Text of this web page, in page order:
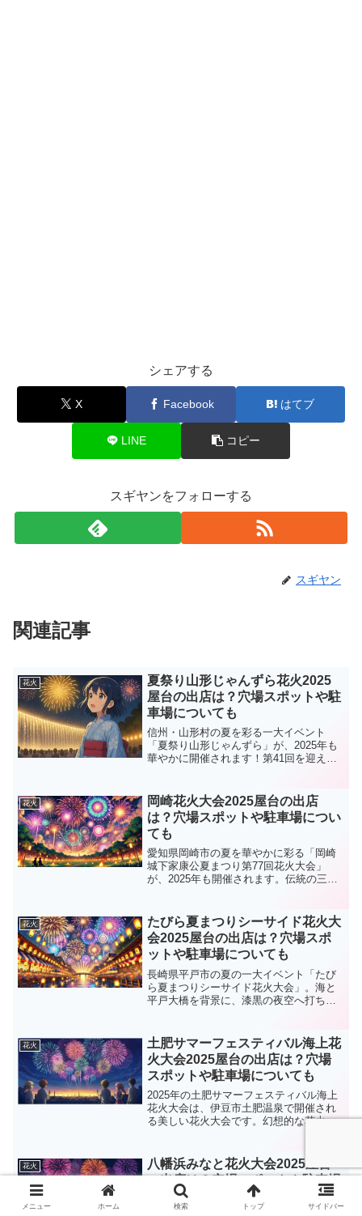
シェアする
X Facebook はてブ
LINE コピー
スギヤンをフォローする
スギヤン
関連記事
花火
夏祭り山形じゃんずら花火2025
屋台の出店は？穴場スポットや駐
車場についても
信州・山形村の夏を彩る一大イベント
「夏祭り山形じゃんずら」が、2025年も
華やかに開催されます！第41回を迎える
点の花火大会が目玉。この記事では、開
催概要から屋台情報、...
花火
岡崎花火大会2025屋台の出店
は？穴場スポットや駐車場につい
ても
愛知県岡崎市の夏を華やかに彩る「岡崎
城下家康公夏まつり第77回花火大会」
が、2025年も開催されます。伝統の三河
るとあって、毎年大勢の人でにぎわいま
す。本記事では、屋台...
花火
たびら夏まつりシーサイド花火大
会2025屋台の出店は？穴場スポ
ットや駐車場についても
長崎県平戸市の夏の一大イベント「たび
ら夏まつりシーサイド花火大会」。海と
平戸大橋を背景に、漆黒の夜空へ打ち上
地元らしいお祭り気分を味わえます。本
記事では、2025...
花火
土肥サマーフェスティバル海上花
火大会2025屋台の出店は？穴場
スポットや駐車場についても
2025年の土肥サマーフェスティバル海上
花火大会は、伊豆市土肥温泉で開催され
る美しい花火大会です。幻想的な花火と
けるための情報も必見です！それでは、
2025年の土肥サマ...
花火
八幡浜みなと花火大会2025屋台
の出店は？穴場スポットや駐車場
についても
メニュー ホーム 検索 トップ サイドバー